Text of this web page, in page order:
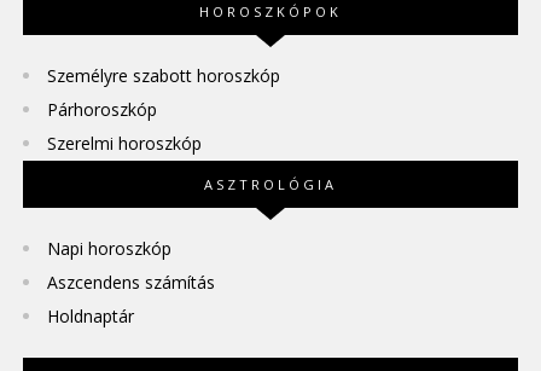
HOROSZKÓPOK
Személyre szabott horoszkóp
Párhoroszkóp
Szerelmi horoszkóp
ASZTROLÓGIA
Napi horoszkóp
Aszcendens számítás
Holdnaptár